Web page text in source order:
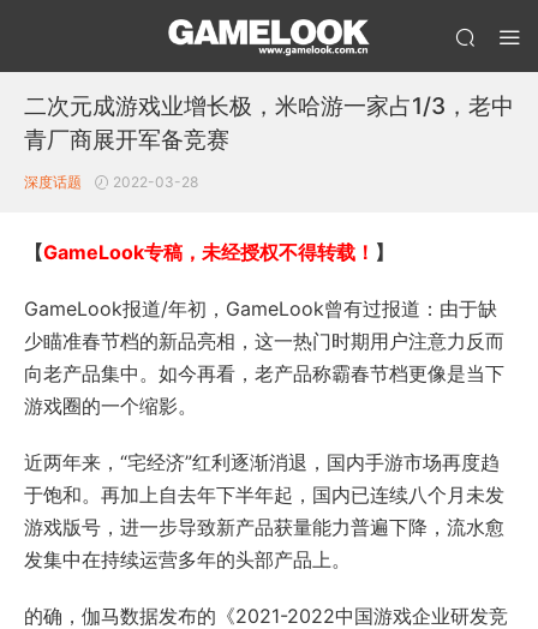
二次元成游戏业增长极，米哈游一家占1/3，老中
青厂商展开军备竞赛
深度话题 2022-03-28
【GameLook专稿，未经授权不得转载！ 】
GameLook报道/年初，GameLook曾有过报道：由于缺
少瞄准春节档的新品亮相，这一热门时期用户注意力反而
向老产品集中。如今再看，老产品称霸春节档更像是当下
游戏圈的一个缩影。
近两年来，“宅经济”红利逐渐消退，国内手游市场再度趋
于饱和。再加上自去年下半年起，国内已连续八个月未发
游戏版号，进一步导致新产品获量能力普遍下降，流水愈
发集中在持续运营多年的头部产品上。
的确，伽马数据发布的《2021-2022中国游戏企业研发竞